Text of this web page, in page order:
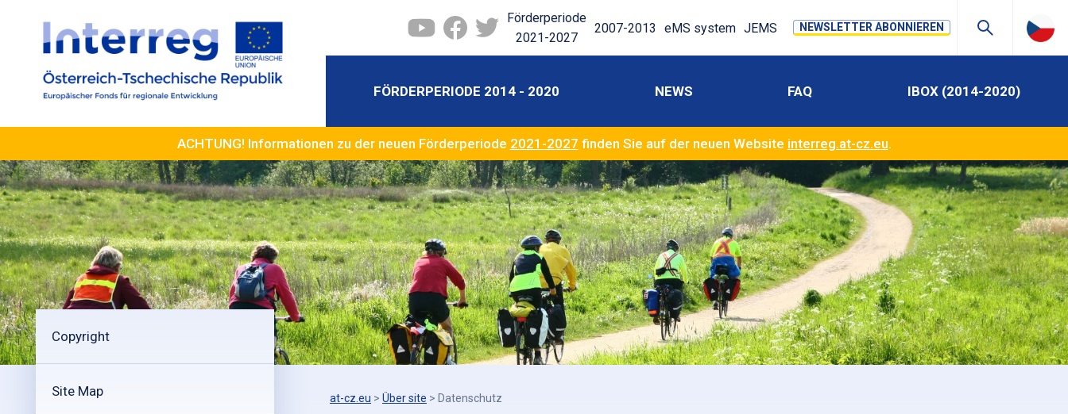
Förderperiode
2021-2027
2007-2013 eMS system JEMS NEWSLETTER ABONNIEREN
FÖRDERPERIODE 2014 - 2020 NEWS FAQ IBOX (2014-2020)
ACHTUNG! Informationen zu der neuen Förderperiode 2021-2027 finden Sie auf der neuen Website interreg.at-cz.eu.
Copyright
Site Map at-cz.eu > Über site > Datenschutz